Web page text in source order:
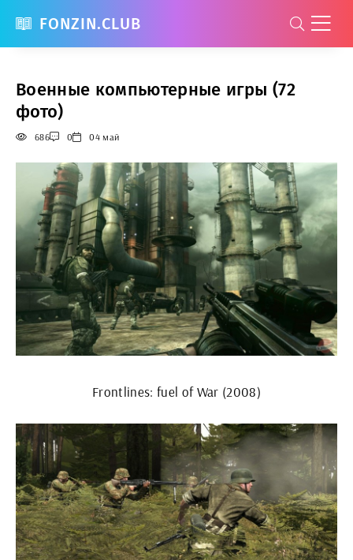
FONZIN.CLUB
Военные компьютерные игры (72
фото)
686 0 04 май
Frontlines: fuel of War (2008)